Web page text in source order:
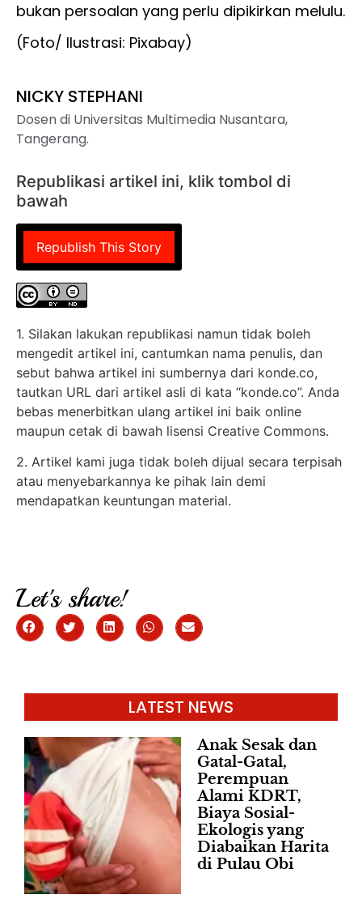
bukan persoalan yang perlu dipikirkan melulu.
(Foto/ Ilustrasi: Pixabay)
NICKY STEPHANI
Dosen di Universitas Multimedia Nusantara,
Tangerang.
Republikasi artikel ini, klik tombol di
bawah
Republish This Story
1. Silakan lakukan republikasi namun tidak boleh
mengedit artikel ini, cantumkan nama penulis, dan
sebut bahwa artikel ini sumbernya dari konde.co,
tautkan URL dari artikel asli di kata “konde.co”. Anda
bebas menerbitkan ulang artikel ini baik online
maupun cetak di bawah lisensi Creative Commons.
2. Artikel kami juga tidak boleh dijual secara terpisah
atau menyebarkannya ke pihak lain demi
mendapatkan keuntungan material.
Let's share!
LATEST NEWS
Anak Sesak dan
Gatal-Gatal,
Perempuan
Alami KDRT,
Biaya Sosial-
Ekologis yang
Diabaikan Harita
di Pulau Obi